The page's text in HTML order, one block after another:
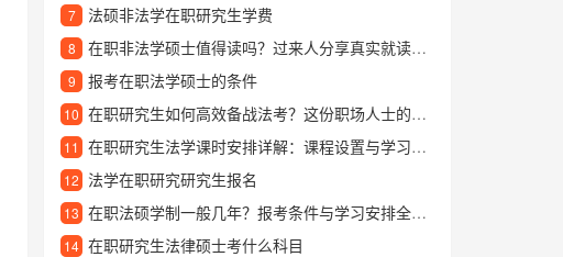
7 法硕非法学在职研究生学费
8 在职非法学硕士值得读吗？过来人分享真实就读体验
9 报考在职法学硕士的条件
10 在职研究生如何高效备战法考？这份职场人士的法考攻略请收好
11 在职研究生法学课时安排详解：课程设置与学习时间规划
12 法学在职研究研究生报名
13 在职法硕学制一般几年？报考条件与学习安排全解析
14 在职研究生法律硕士考什么科目